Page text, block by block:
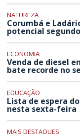
NATUREZA
Corumbá e
potencial
ECONOMIA
Venda de diesel
bate recorde no
EDUCAÇÃO
Lista de espera
nesta sexta-feira
MAIS DESTAQUES